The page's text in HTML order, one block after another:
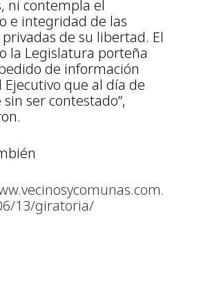
ni contempla el
e integridad de las
de su libertad. El
la Legislatura porteña
de información
Ejecutivo que al día de
ser contestado”,
13/giratoria/